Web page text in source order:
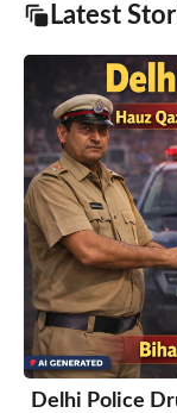
Latest
Delhi Police